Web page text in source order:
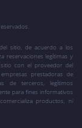
sitio, de acuerdo a los
reservaciones legítimas y
con el proveedor del
prestadoras de
de terceros, legítimos
para fines informativos
productos, ni